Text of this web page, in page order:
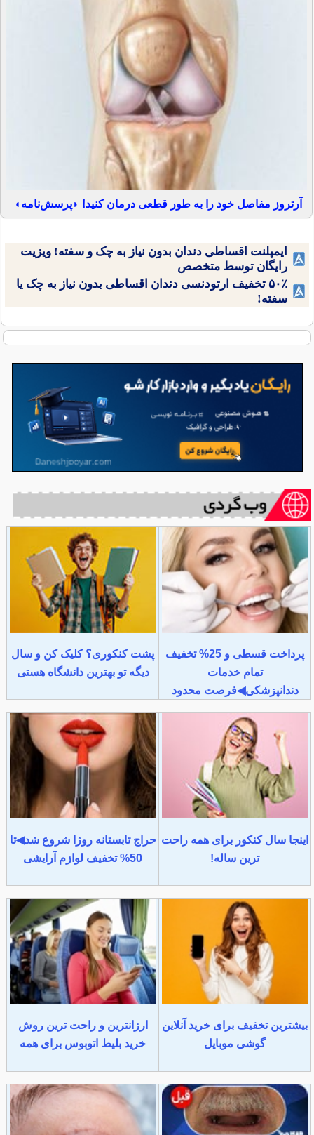
آرتروز مفاصل خود را به طور قطعی درمان کنید! ◗پرسش‌نامه◖
ایمپلنت اقساطی دندان بدون نیاز به چک و سفته! ویزیت
رایگان توسط متخصص
۵۰٪ تخفیف ارتودنسی دندان اقساطی بدون نیاز به چک یا
سفته!
پرداخت قسطی و 25% تخفیف
تمام خدمات
دندانپزشکی◀فرصت محدود
پشت کنکوری؟ کلیک کن و سال
دیگه تو بهترین دانشگاه هستی
اینجا سال کنکور برای همه راحت
ترین ساله!
حراج تابستانه روژا شروع شد◀تا
50% تخفیف لوازم آرایشی
بیشترین تخفیف برای خرید آنلاین
گوشی موبایل
ارزانترین و راحت ترین روش
خرید بلیط اتوبوس برای همه